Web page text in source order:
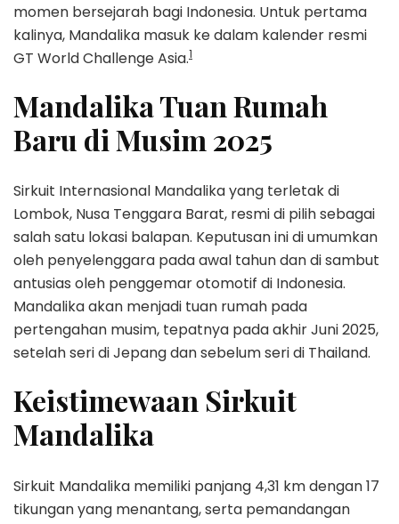
momen bersejarah bagi Indonesia. Untuk pertama
kalinya, Mandalika masuk ke dalam kalender resmi
GT World Challenge Asia.1
Mandalika Tuan Rumah
Baru di Musim 2025
Sirkuit Internasional Mandalika yang terletak di
Lombok, Nusa Tenggara Barat, resmi di pilih sebagai
salah satu lokasi balapan. Keputusan ini di umumkan
oleh penyelenggara pada awal tahun dan di sambut
antusias oleh penggemar otomotif di Indonesia.
Mandalika akan menjadi tuan rumah pada
pertengahan musim, tepatnya pada akhir Juni 2025,
setelah seri di Jepang dan sebelum seri di Thailand.
Keistimewaan Sirkuit
Mandalika
Sirkuit Mandalika memiliki panjang 4,31 km dengan 17
tikungan yang menantang, serta pemandangan